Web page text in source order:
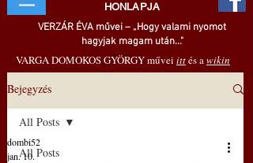
HONLAPJA
VERZÁR ÉVA művei – „Hogy valami nyomot
hagyjak magam után..."
VARGA DOMOKOS GYÖRGY művei ittés awikin
Bejegyzés
All Posts
All Posts
dombi52
jan. 10.